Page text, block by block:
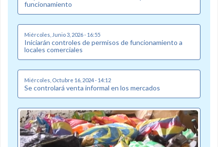
funcionamiento
Miércoles, Junio 3, 2026 - 16:55
Iniciarán controles de permisos de funcionamiento a
locales comerciales
Miércoles, Octubre 16, 2024 - 14:12
Se controlará venta informal en los mercados